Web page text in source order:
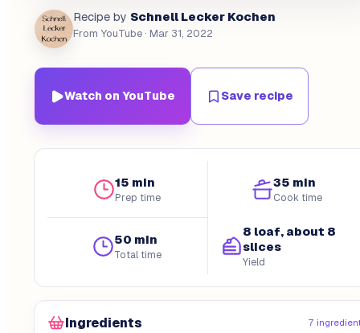
Recipe by Schnell Lecker Kochen
From YouTube· Mar 31, 2022
Watch on YouTube Save recipe
15 min
Prep time
35 min
Cook time
50 min
Total time
8 loaf, about 8
slices
Yield
Ingredients 7